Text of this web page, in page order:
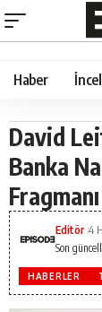
Haber
David
Banka
Son
Editör 4
HABERLER